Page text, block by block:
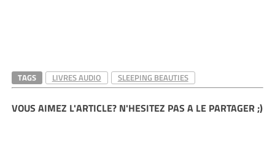
TAGS LIVRES AUDIO SLEEPING BEAUTIES
VOUS AIMEZ L'ARTICLE? N'HESITEZ PAS A LE PARTAGER ;)